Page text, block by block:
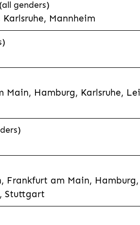
genders)
Mannheim
Main, Hamburg, Karlsruhe,
Frankfurt am Main, Hamburg,
Stuttgart